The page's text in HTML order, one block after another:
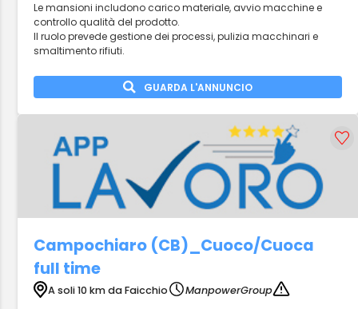
Le mansioni includono carico materiale, avvio macchine e
controllo qualità del prodotto.
Il ruolo prevede gestione dei processi, pulizia macchinari e
smaltimento rifiuti.
GUARDA L'ANNUNCIO
Campochiaro (CB)_Cuoco/Cuoca
full time
A soli 10 km da Faicchio
ManpowerGroup